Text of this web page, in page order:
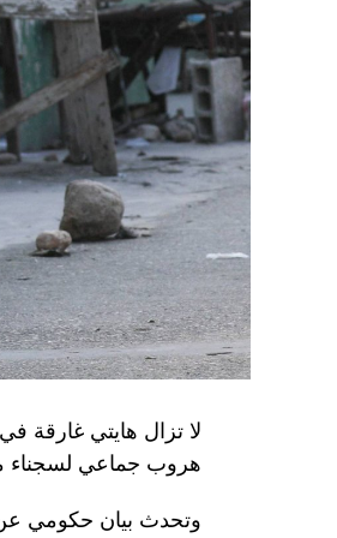
الاستخبارات
ضابطَي أمن، مشيرةً إلى
الأوكراني الذي يتولّى
وذكرت الأجهزة أن
المسؤولَين «نقلا
جهاز أمن» زيلينسكي
هذه الشبكة حصل
من جهة أخرى، انتقد
إلى العاصمة بلغراد،
1999، محذّراً من أن بكين «لن تسمح قط بتكرار حدث تاريخي مأسوي كهذا».
واصطحب الرئيس
من زيارة دولة من
ووصل الزعيمان
لا تزال هايتي غارقة
هروب جماعي لسجناء
وتحدث بيان حكومي